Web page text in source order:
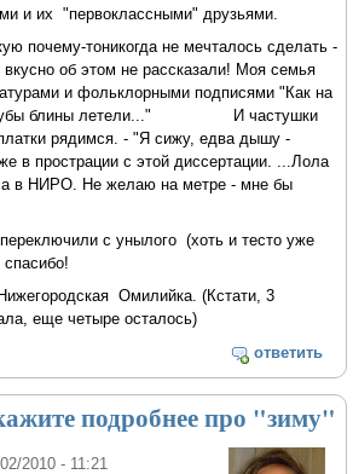
и их "первоклассными" друзьями.
почему-тоникогда не мечталось сделать -
об этом не рассказали! Моя семья
и фольклорными подписями "Как на
трубы блины летели..." И частушки
рядимся. - "Я сижу, едва дышу -
в прострации с этой диссертации. ...Лола
в НИРО. Не желаю на метре - мне бы
с унылого (хоть и тесто уже
спасибо!
Омилийка. (Кстати, 3
еще четыре осталось)
ответить
подробнее про "зиму"
02/2010 - 11:21